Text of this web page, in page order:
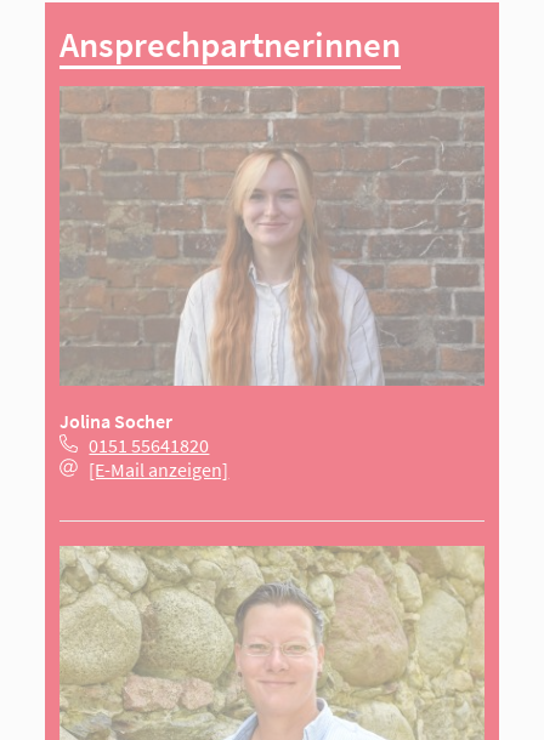
Ansprechpartnerinnen
Jolina Socher
0151 55641820
[E-Mail anzeigen]